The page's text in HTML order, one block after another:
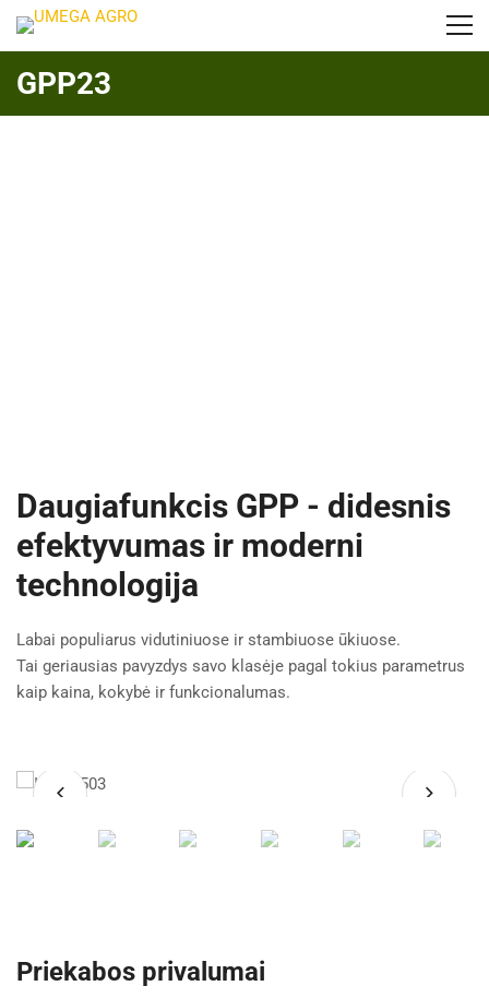
GPP23
Daugiafunkcis GPP - didesnis
efektyvumas ir moderni
technologija
Labai populiarus vidutiniuose ir stambiuose ūkiuose.
Tai geriausias pavyzdys savo klasėje pagal tokius parametrus
kaip kaina, kokybė ir funkcionalumas.
Priekabos privalumai